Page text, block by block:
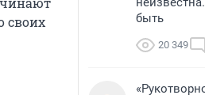
своих
быть
20 349